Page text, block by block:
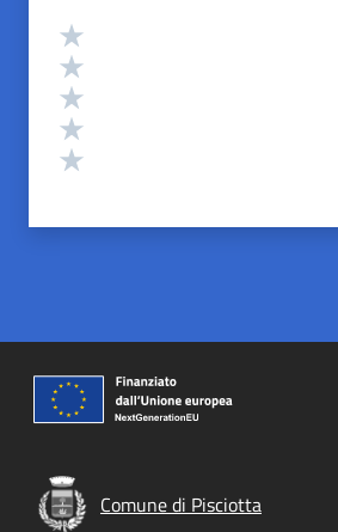
Valutazione
Comune di Pisciotta